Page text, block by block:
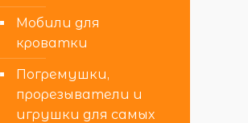
Мобили для
кроватки
Погремушки,
прорезыватели и
игрушки для самых